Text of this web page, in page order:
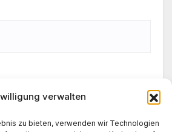
verwalten
zu bieten, verwenden wir Technologien
E-Mail-Adresse und meine